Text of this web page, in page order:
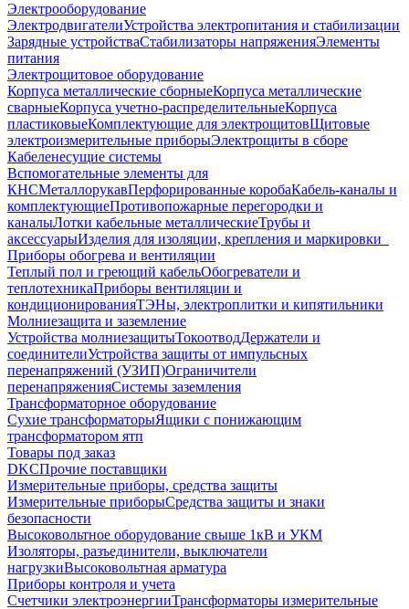
Электрооборудование
ЭлектродвигателиУстройства электропитания и стабилизации
Зарядные устройстваСтабилизаторы напряженияЭлементы
питания
Электрощитовое оборудование
Корпуса металлические сборныеКорпуса металлические
сварныеКорпуса учетно-распределительныеКорпуса
пластиковыеКомплектующие для электрощитовЩитовые
электроизмерительные приборыЭлектрощиты в сборе
Кабеленесущие системы
Вспомогательные элементы для
КНСМеталлорукавПерфорированные коробаКабель-каналы и
комплектующиеПротивопожарные перегородки и
каналыЛотки кабельные металлическиеТрубы и
аксессуарыИзделия для изоляции, крепления и маркировки
Приборы обогрева и вентиляции
Теплый пол и греющий кабельОбогреватели и
теплотехникаПриборы вентиляции и
кондиционированияТЭНы, электроплитки и кипятильники
Молниезащита и заземление
Устройства молниезащитыТокоотводДержатели и
соединителиУстройства защиты от импульсных
перенапряжений (УЗИП)Ограничители
перенапряженияСистемы заземления
Трансформаторное оборудование
Сухие трансформаторыЯщики с понижающим
трансформатором ятп
Товары под заказ
DKCПрочие поставщики
Измерительные приборы, средства защиты
Измерительные приборыСредства защиты и знаки
безопасности
Высоковольтное оборудование свыше 1кВ и УКМ
Изоляторы, разъединители, выключатели
нагрузкиВысоковольтная арматура
Приборы контроля и учета
Счетчики электроэнергииТрансформаторы измерительные